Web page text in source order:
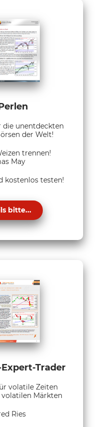
die unentdeckten
der Welt!
trennen!
May
kostenlos testen!
bitte...
Trader
volatile Zeiten
volatilen Märkten
Ries